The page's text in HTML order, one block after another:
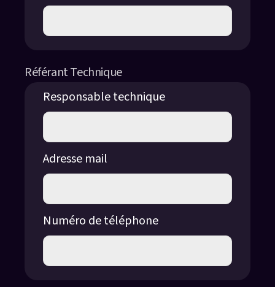
Référant Technique
Responsable technique
Adresse mail
Numéro de téléphone